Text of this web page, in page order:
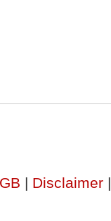
| Disclaimer|